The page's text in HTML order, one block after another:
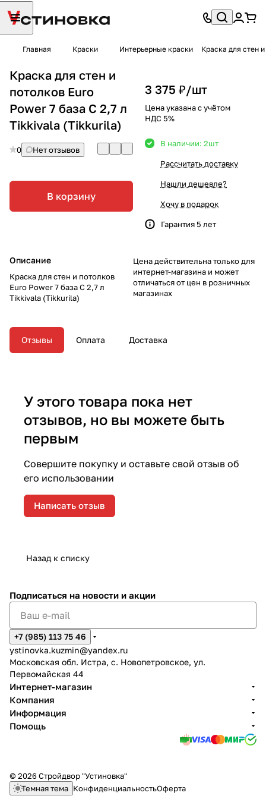
Главная Краски Интерьерные краски Краска для стен
Краска для стен и
потолков Euro
Power 7 база С 2,7 л
Tikkivala (Tikkurila)
0 Нет отзывов
В корзину
Описание
Краска для стен и потолков
Euro Power 7 база С 2,7 л
Tikkivala (Tikkurila)
3 375 ₽/шт
Цена указана с учётом
НДС 5%
В наличии: 2шт
Рассчитать доставку
Нашли дешевле?
Хочу в подарок
Гарантия 5 лет
Цена действительна только для
интернет-магазина и может
отличаться от цен в розничных
магазинах
Отзывы Оплата Доставка
У этого товара пока нет
отзывов, но вы можете быть
первым
Совершите покупку и оставьте свой отзыв об
его использовании
Написать отзыв
Назад к списку
Подписаться на новости и акции
+7 (985) 113 75 46
ystinovka.kuzmin@yandex.ru
Московская обл. Истра, с. Новопетровское, ул.
Первомайская 44
Интернет-магазин
Компания
Информация
Помощь
© 2026 Стройдвор "Устиновка"
Темная тема КонфиденциальностьОферта